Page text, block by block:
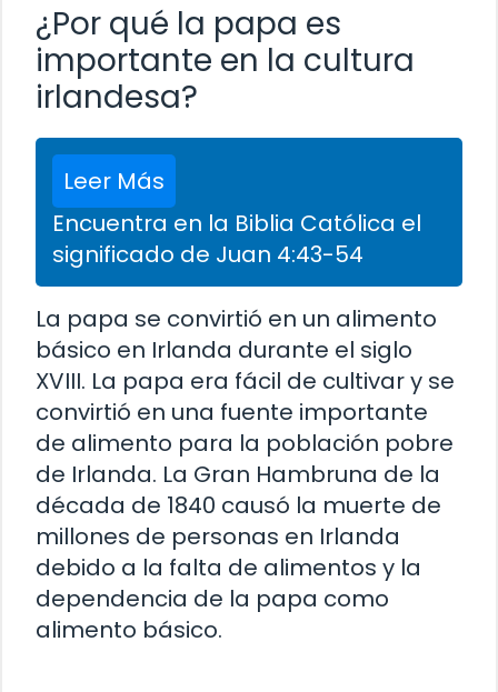
¿Por qué la papa es
importante en la cultura
irlandesa?
Leer Más
Encuentra en la Biblia Católica el
significado de Juan 4:43-54
La papa se convirtió en un alimento
básico en Irlanda durante el siglo
XVIII. La papa era fácil de cultivar y se
convirtió en una fuente importante
de alimento para la población pobre
de Irlanda. La Gran Hambruna de la
década de 1840 causó la muerte de
millones de personas en Irlanda
debido a la falta de alimentos y la
dependencia de la papa como
alimento básico.